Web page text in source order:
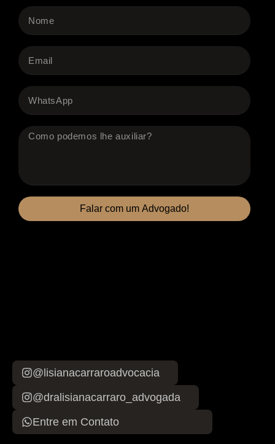
Falar com um Advogado!
@lisianacarraroadvocacia
@dralisianacarraro_advogada
Entre em Contato